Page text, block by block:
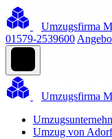
Umzugsfirma
01579-2539600
Umzugsfirma
Umzug von